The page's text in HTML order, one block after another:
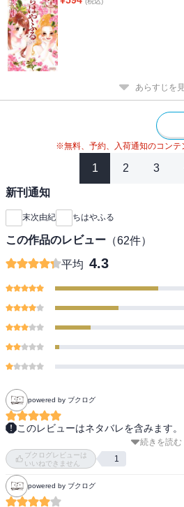
あらすじを
※無料、予約、入荷通知のコンテ
1 2 3
新刊通知
末次由紀 ちはやふる
この作品のレビュー （62件）
平均 4.3
powered by ブクログ
このレビューはネタバレを含みます。
負けた北央と新と千早たちと。それぞ
早の孤独が杞憂であったこと、そして
た先生と。
続きを読む
ブクログレビューは
いいねできません
1
powered by ブクログ